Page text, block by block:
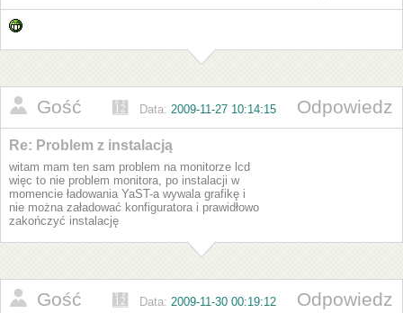
Gość Data: 2009-11-27 10:14:15 Odpowiedz
Re: Problem z instalacją
witam mam ten sam problem na monitorze lcd
więc to nie problem monitora, po instalacji w
momencie ładowania YaST-a wywala grafikę i
nie można załadować konfiguratora i prawidłowo
zakończyć instalację
Gość Data: 2009-11-30 00:19:12 Odpowiedz